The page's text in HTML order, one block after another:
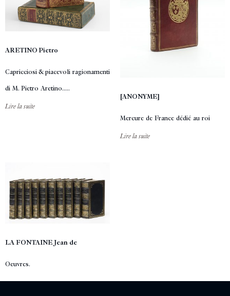
ARETINO Pietro
Capricciosi & piacevoli ragionamenti
di M. Pietro Aretino.....
Lire la suite
[ANONYME]
Mercure de France dédié au roi
Lire la suite
LA FONTAINE Jean de
Oeuvres.